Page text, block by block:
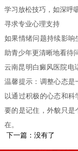
学习放松技巧，如深呼
寻求专业心理支持
如果情绪问题持续影响
助青少年更清晰地看待
云南昆明白癜风医院电
温馨提示：调整心态是
以通过积极的心态和
要的是记住，外貌只是
在。
下一篇：没有了